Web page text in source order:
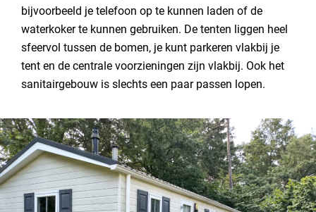
bijvoorbeeld je telefoon op te kunnen laden of de
waterkoker te kunnen gebruiken. De tenten liggen heel
sfeervol tussen de bomen, je kunt parkeren vlakbij je
tent en de centrale voorzieningen zijn vlakbij. Ook het
sanitairgebouw is slechts een paar passen lopen.